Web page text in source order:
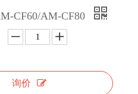
CF60/AM-CF80
询价